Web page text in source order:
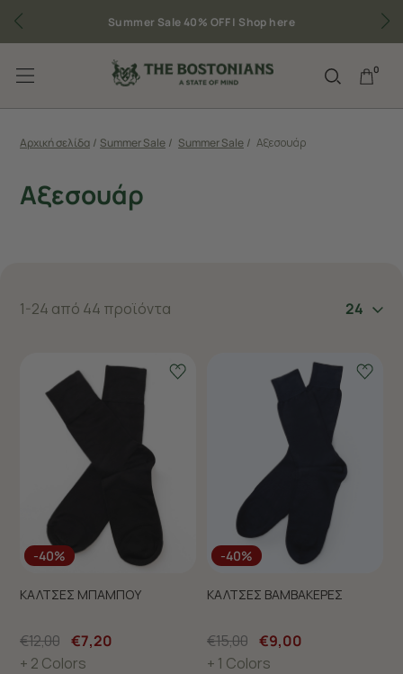
Summer Sale 40% OFF | Shop here
0
Αρχική σελίδα / Summer Sale / Summer Sale / Αξεσουάρ
Αξεσουάρ
1-24 από 44 προϊόντα 24
-40%
ΚΑΛΤΣΕΣ ΜΠΑΜΠΟΥ
€12,00 €7,20
+ 2 Colors
-40%
ΚΑΛΤΣΕΣ ΒΑΜΒΑΚΕΡΕΣ
€15,00 €9,00
+ 1 Colors